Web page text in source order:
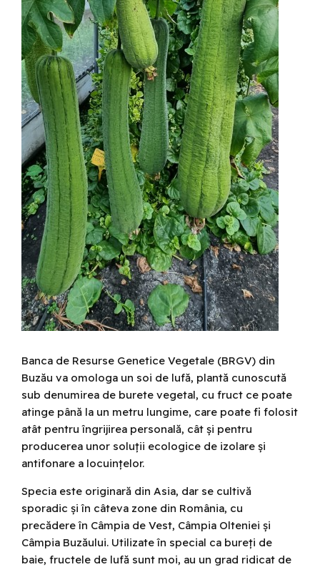
Banca de Resurse Genetice Vegetale (BRGV) din
Buzău va omologa un soi de lufă, plantă cunoscută
sub denumirea de burete vegetal, cu fruct ce poate
atinge până la un metru lungime, care poate fi folosit
atât pentru îngrijirea personală, cât și pentru
producerea unor soluții ecologice de izolare și
antifonare a locuințelor.
Specia este originară din Asia, dar se cultivă
sporadic și în câteva zone din România, cu
precădere în Câmpia de Vest, Câmpia Olteniei și
Câmpia Buzăului. Utilizate în special ca bureți de
baie, fructele de lufă sunt moi, au un grad ridicat de